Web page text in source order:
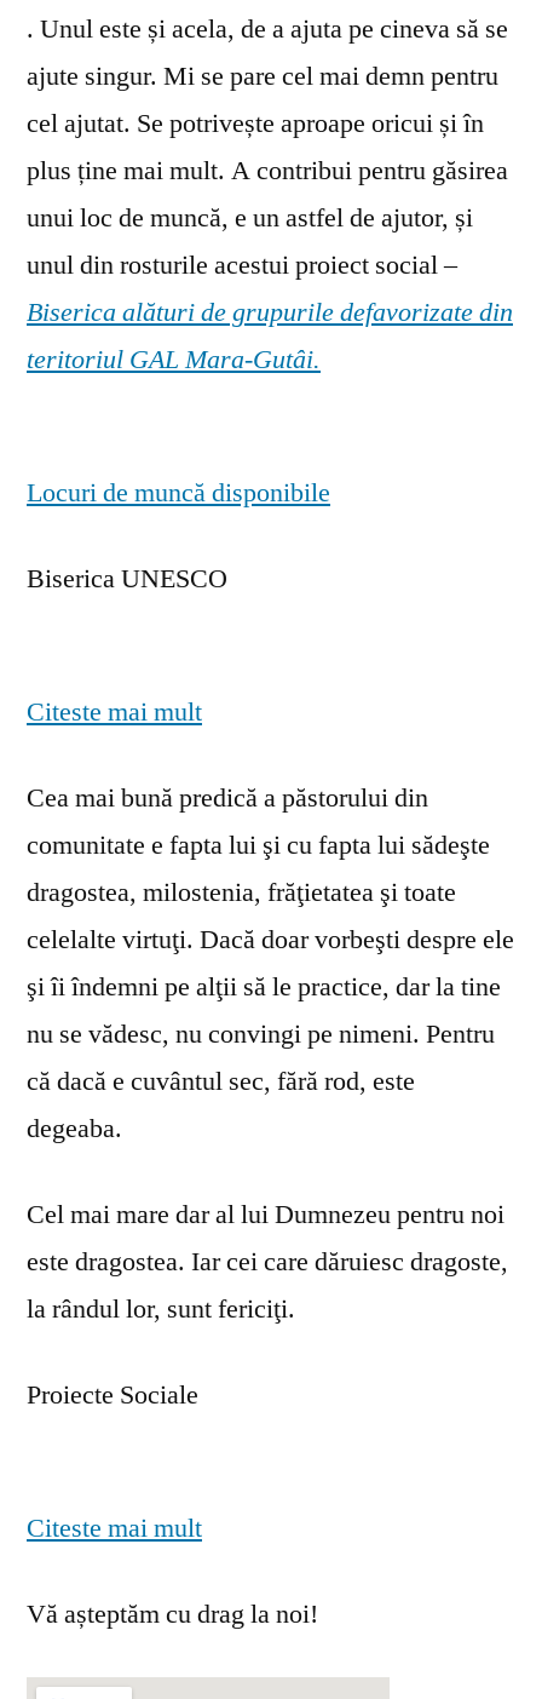
. Unul este și acela, de a ajuta pe cineva să se
ajute singur. Mi se pare cel mai demn pentru
cel ajutat. Se potrivește aproape oricui și în
plus ține mai mult. A contribui pentru găsirea
unui loc de muncă, e un astfel de ajutor, și
unul din rosturile acestui proiect social –
Biserica alături de grupurile defavorizate din
teritoriul GAL Mara-Gutâi.
Locuri de muncă disponibile
Biserica UNESCO
Citeste mai mult
Cea mai bună predică a păstorului din
comunitate e fapta lui şi cu fapta lui sădeşte
dragostea, milostenia, frăţietatea şi toate
celelalte virtuţi. Dacă doar vorbeşti despre ele
şi îi îndemni pe alţii să le practice, dar la tine
nu se vă­desc, nu convingi pe nimeni. Pentru
că dacă e cuvântul sec, fără rod, este
degeaba.
Cel mai mare dar al lui Dumnezeu pentru noi
este dragostea. Iar cei care dăruiesc dragoste,
la rândul lor, sunt fericiţi.
Proiecte Sociale
Citeste mai mult
Vă așteptăm cu drag la noi!